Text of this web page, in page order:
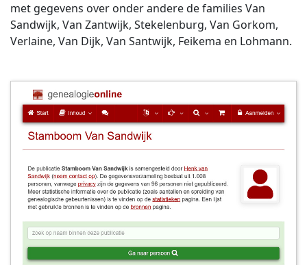
met gegevens over onder andere de families Van
Sandwijk, Van Zantwijk, Stekelenburg, Van Gorkom,
Verlaine, Van Dijk, Van Santwijk, Feikema en Lohmann.